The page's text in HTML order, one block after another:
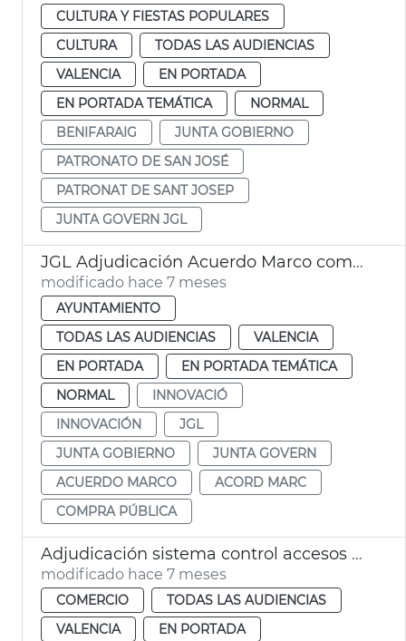
CULTURA Y FIESTAS POPULARES
CULTURA
TODAS LAS AUDIENCIAS
VALENCIA
EN PORTADA
EN PORTADA TEMÁTICA
NORMAL
BENIFARAIG
JUNTA GOBIERNO
PATRONATO DE SAN JOSÉ
PATRONAT DE SANT JOSEP
JUNTA GOVERN JGL
JGL Adjudicación Acuerdo Marco compra pública innovación
modificado hace 7 meses
AYUNTAMIENTO
TODAS LAS AUDIENCIAS
VALENCIA
EN PORTADA
EN PORTADA TEMÁTICA
NORMAL
INNOVACIÓ
INNOVACIÓN
JGL
JUNTA GOBIERNO
JUNTA GOVERN
ACUERDO MARCO
ACORD MARC
COMPRA PÚBLICA
Adjudicación sistema control accesos subterráneo Mercado Central
modificado hace 7 meses
COMERCIO
TODAS LAS AUDIENCIAS
VALENCIA
EN PORTADA